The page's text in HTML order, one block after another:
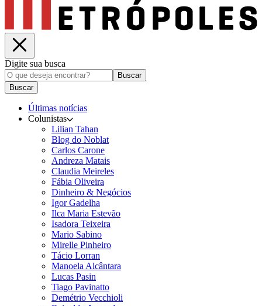
Digite sua busca
Buscar
Buscar
Últimas notícias
Colunistas
Lilian Tahan
Blog do Noblat
Carlos Carone
Andreza Matais
Claudia Meireles
Fábia Oliveira
Dinheiro & Negócios
Igor Gadelha
Ilca Maria Estevão
Isadora Teixeira
Mario Sabino
Mirelle Pinheiro
Tácio Lorran
Manoela Alcântara
Lucas Pasin
Tiago Pavinatto
Demétrio Vecchioli